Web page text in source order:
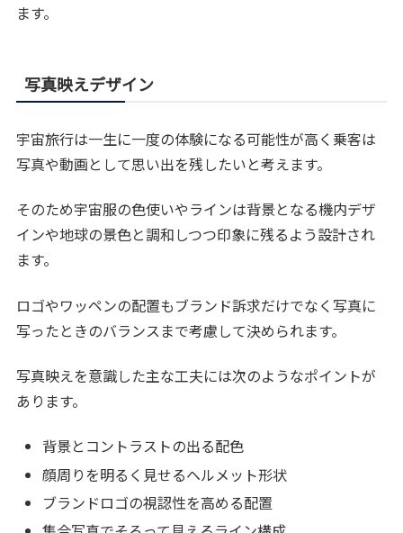
ます。
写真映えデザイン
宇宙旅行は一生に一度の体験になる可能性が高く乗客は
写真や動画として思い出を残したいと考えます。
そのため宇宙服の色使いやラインは背景となる機内デザ
インや地球の景色と調和しつつ印象に残るよう設計され
ます。
ロゴやワッペンの配置もブランド訴求だけでなく写真に
写ったときのバランスまで考慮して決められます。
写真映えを意識した主な工夫には次のようなポイントが
あります。
背景とコントラストの出る配色
顔周りを明るく見せるヘルメット形状
ブランドロゴの視認性を高める配置